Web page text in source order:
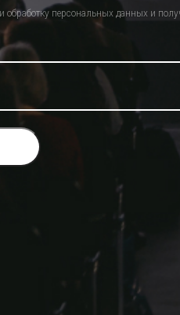
обработку персональных данных и